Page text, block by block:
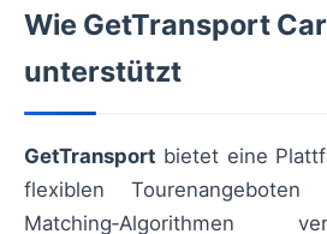
Wie GetTransport
unterstützt
GetTransport bietet eine
flexiblen Tourenangeboten
Matching‑Algorithmen